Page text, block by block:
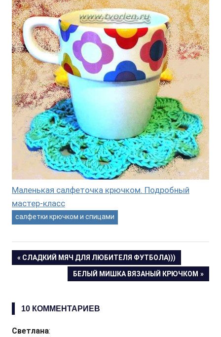
Маленькая салфеточка крючком. Подробный
мастер-класс
салфетки крючком и спицами
Навигация
записям
ПРЕДЫДУЩАЯ
СЛАДКИЙ МЯЧ ДЛЯ ЛЮБИТЕЛЯ ФУТБОЛА)))
СЛЕДУЮЩАЯ
БЕЛЫЙ МИШКА ВЯЗАНЫЙ КРЮЧКОМ
10 КОММЕНТАРИЕВ
Светлана: